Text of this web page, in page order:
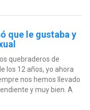
que le gustaba y
quebraderos de
los 12 años, yo ahora
nos hemos llevado
y muy bien. A